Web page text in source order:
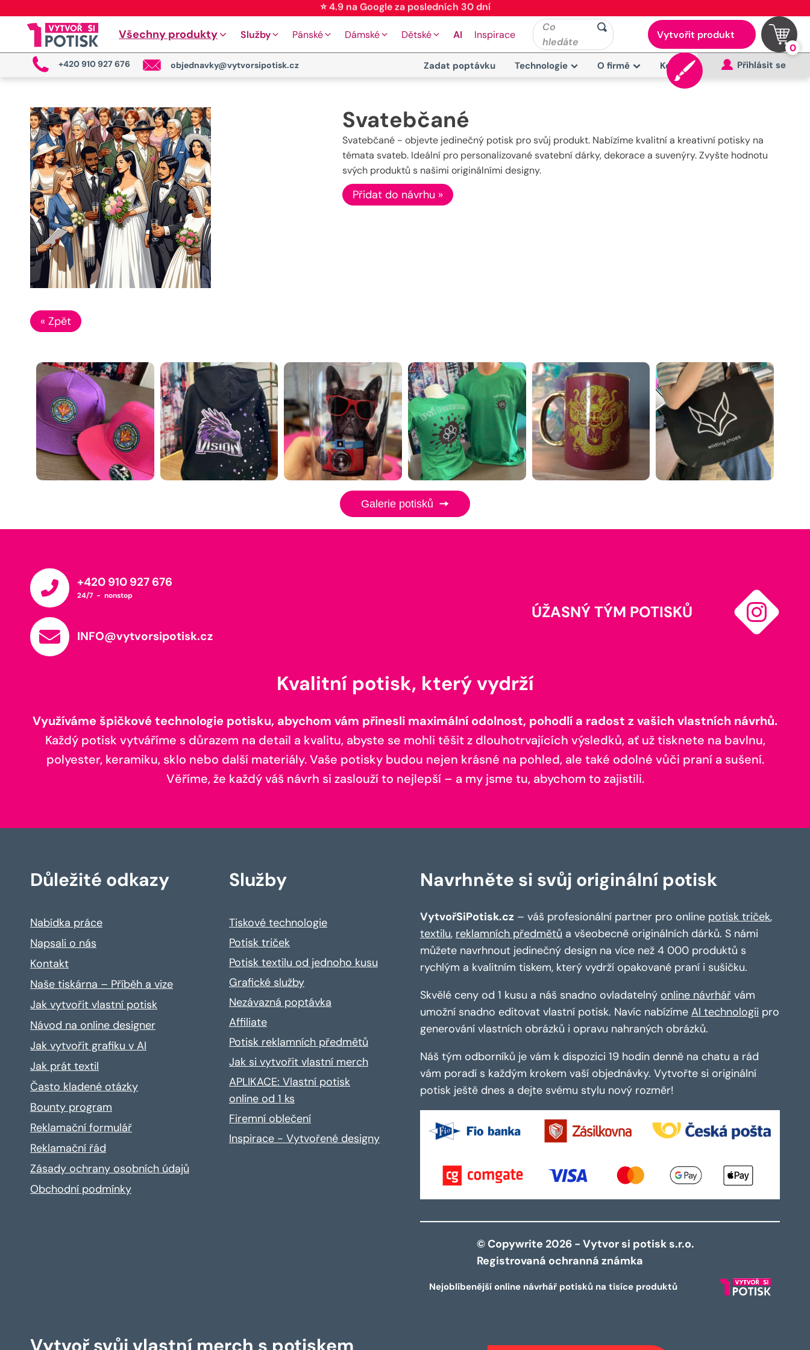
⭐ 4.9 na Google za posledních 30 dní
Všechny produkty Služby Pánské Dámské Dětské AI Inspirace
Co
hledáte
Vytvořit produkt
0
+420 910 927 676 objednavky@vytvorsipotisk.cz Zadat poptávku Technologie O firmě Kontakt Přihlásit se
Svatebčané
Svatebčané - objevte jedinečný potisk pro svůj produkt. Nabízíme kvalitní a kreativní potisky na
témata svateb. Ideální pro personalizované svatební dárky, dekorace a suvenýry. Zvyšte hodnotu
svých produktů s našimi originálními designy.
Přidat do návrhu »
« Zpět
Galerie potisků
+420 910 927 676
24/7 - nonstop
INFO@vytvorsipotisk.cz
ÚŽASNÝ TÝM POTISKŮ
Kvalitní potisk, který vydrží
Využíváme špičkové technologie potisku, abychom vám přinesli maximální odolnost, pohodlí a radost z vašich vlastních návrhů.
Každý potisk vytváříme s důrazem na detail a kvalitu, abyste se mohli těšit z dlouhotrvajících výsledků, ať už tisknete na bavlnu,
polyester, keramiku, sklo nebo další materiály. Vaše potisky budou nejen krásné na pohled, ale také odolné vůči praní a sušení.
Věříme, že každý váš návrh si zaslouží to nejlepší – a my jsme tu, abychom to zajistili.
Důležité odkazy
Nabídka práce
Napsali o nás
Kontakt
Naše tiskárna – Příběh a vize
Jak vytvořit vlastní potisk
Návod na online designer
Jak vytvořit grafiku v AI
Jak prát textil
Často kladené otázky
Bounty program
Reklamační formulář
Reklamační řád
Zásady ochrany osobních údajů
Obchodní podmínky
Služby
Tiskové technologie
Potisk triček
Potisk textilu od jednoho kusu
Grafické služby
Nezávazná poptávka
Affiliate
Potisk reklamních předmětů
Jak si vytvořit vlastní merch
APLIKACE: Vlastní potisk
online od 1 ks
Firemní oblečení
Inspirace - Vytvořené designy
Navrhněte si svůj originální potisk
VytvořSiPotisk.cz – váš profesionální partner pro online potisk triček,
textilu, reklamních předmětů a všeobecně originálních dárků. S námi
můžete navrhnout jedinečný design na více než 4 000 produktů s
rychlým a kvalitním tiskem, který vydrží opakované praní i sušičku.
Skvělé ceny od 1 kusu a náš snadno ovladatelný online návrhář vám
umožní snadno editovat vlastní potisk. Navíc nabízíme AI technologii pro
generování vlastních obrázků i opravu nahraných obrázků.
Náš tým odborníků je vám k dispozici 19 hodin denně na chatu a rád
vám poradí s každým krokem vaší objednávky. Vytvořte si originální
potisk ještě dnes a dejte svému stylu nový rozměr!
© Copywrite 2026 - Vytvor si potisk s.r.o.
Registrovaná ochranná známka
Nejoblíbenější online návrhář potisků na tisíce produktů